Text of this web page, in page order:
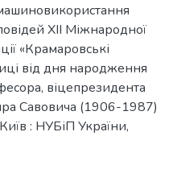
ХІІ Міжнародної
«Крамаровські
від дня народження
віцепрезидента
Савовича (1906-1987)
: НУБіП України,